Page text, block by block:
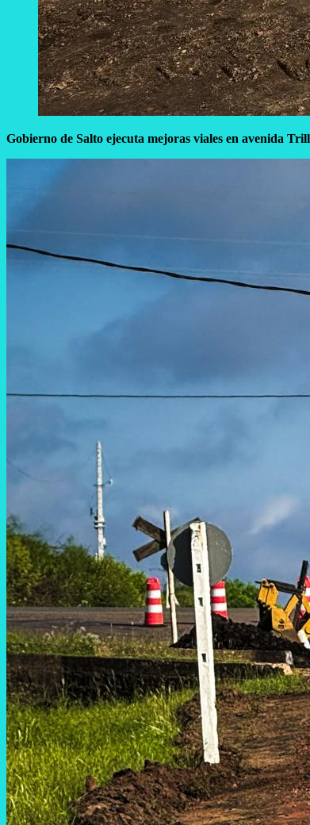
Gobierno de Salto ejecuta mejoras viales en avenida